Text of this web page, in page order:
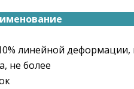
линейной деформации,
не более